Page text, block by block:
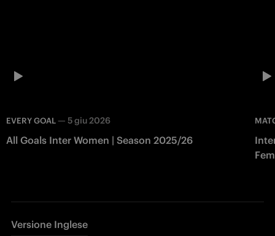
EVERY GOAL — 5 giu 2026
All Goals Inter Women | Season 2025/26
Versione Inglese